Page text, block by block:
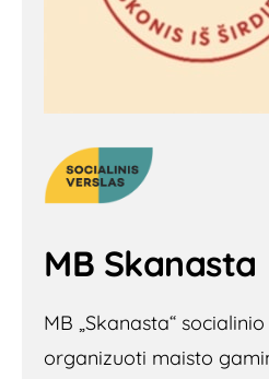
MB Skanasta
MB „Skanasta“
organizuoti maisto